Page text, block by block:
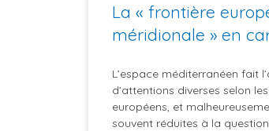
La « frontière
méridionale » en
L’espace méditerranéen fait
d’attentions diverses selon
européens, et
souvent réduites à la